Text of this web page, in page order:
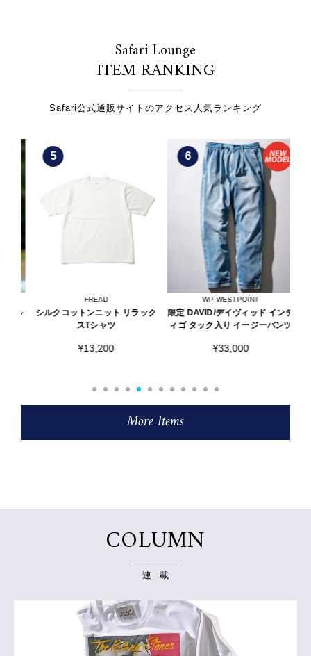
Safari Lounge
ITEM RANKING
Safari公式通販サイトのアクセス人気ランキング
5
FREAD
シルクコットンニット リラック
スTシャツ
¥13,200
6
WP WESTPOINT
限定 DAVID/デイヴィッド インデ
ィゴ タック入り イージーパンツ
¥33,000
More Items
COLUMN
連 載